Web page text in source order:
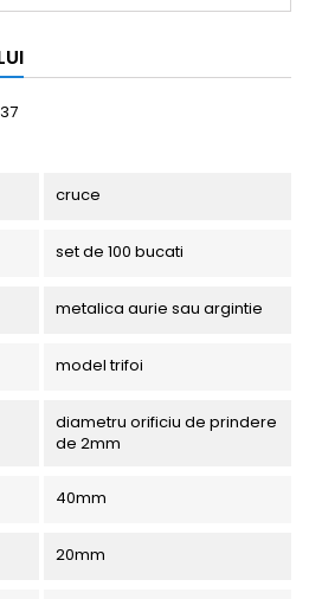
cruce
set de 100 bucati
metalica aurie sau argintie
model trifoi
diametru orificiu de prindere
de 2mm
40mm
20mm